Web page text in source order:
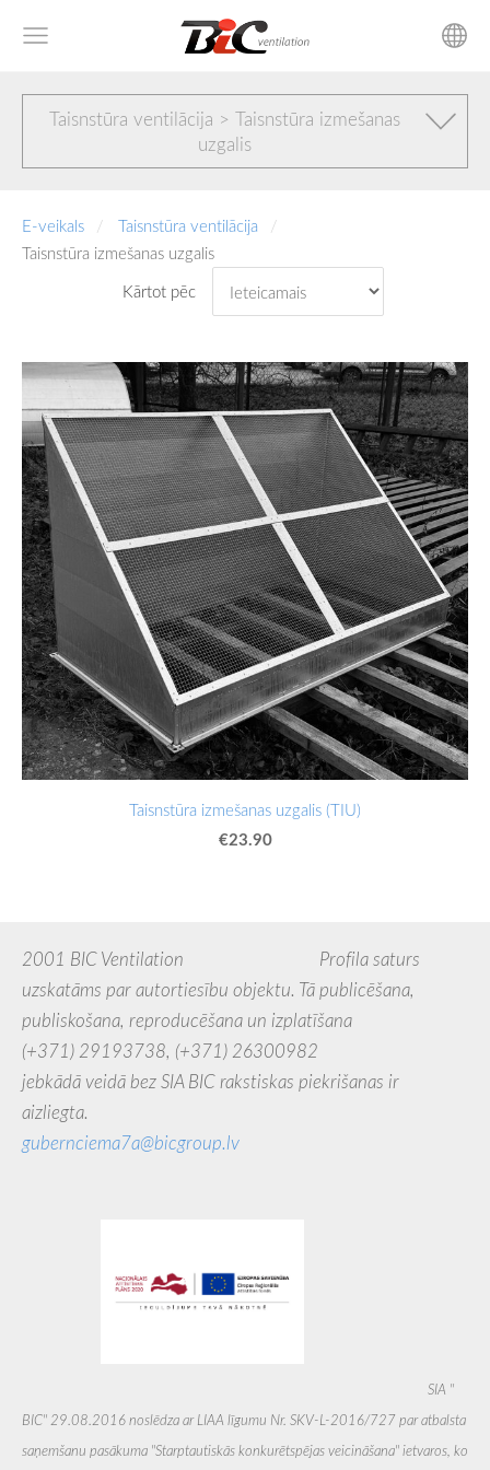
Taisnstūra ventilācija > Taisnstūra izmešanas
uzgalis
E-veikals
Taisnstūra ventilācija
Taisnstūra izmešanas uzgalis
Kārtot pēc
Taisnstūra izmešanas uzgalis (TIU)
€23.90
2001 BIC Ventilation Profila saturs
uzskatāms par autortiesību objektu. Tā publicēšana,
publiskošana, reproducēšana un izplatīšana
(+371) 29193738, (+371) 26300982
jebkādā veidā bez SIA BIC rakstiskas piekrišanas ir
aizliegta.
gubernciema7a@bicgroup.lv
SIA ''
BIC'' 29.08.2016 noslēdza ar LIAA līgumu Nr. SKV-L-2016/727 par atbalsta
saņemšanu pasākuma "Starptautiskās konkurētspējas veicināšana" ietvaros, ko